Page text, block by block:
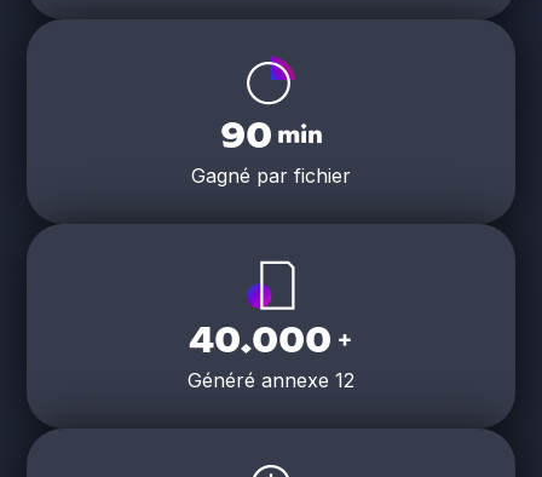
90 min
Gagné par fichier
40.000 +
Généré annexe 12